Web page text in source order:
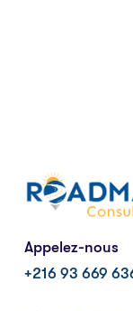
Appelez-nous
+216 93 669